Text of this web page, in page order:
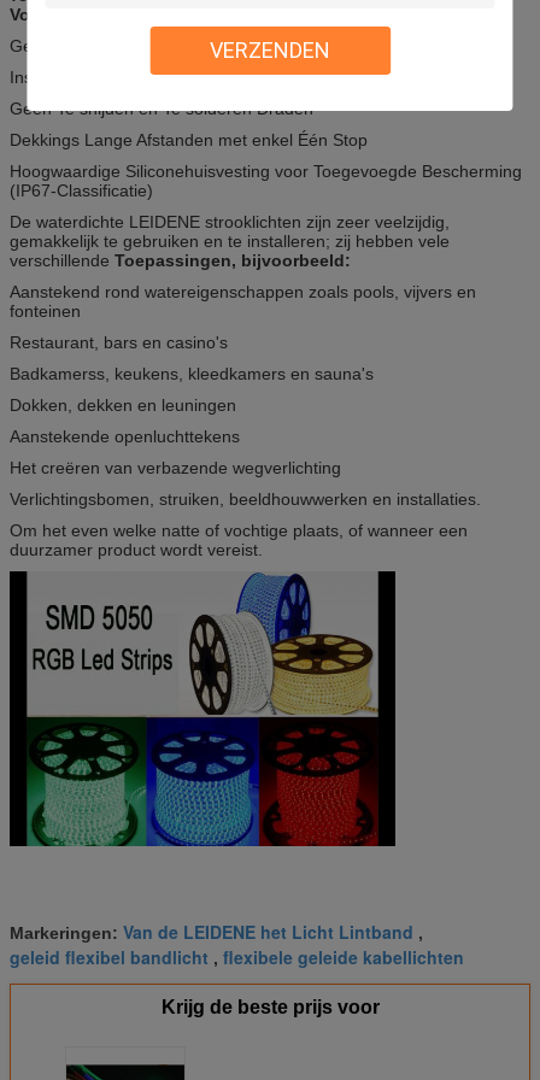
VERZENDEN
Voordelen:
Geen Nodig Bestuurders of Transformatoren
Installeert in Seconden
Geen Te snijden en Te solderen Draden
Dekkings Lange Afstanden met enkel Één Stop
Hoogwaardige Siliconehuisvesting voor Toegevoegde Bescherming
(IP67-Classificatie)
De waterdichte LEIDENE strooklichten zijn zeer veelzijdig,
gemakkelijk te gebruiken en te installeren; zij hebben vele
verschillende Toepassingen, bijvoorbeeld:
Aanstekend rond watereigenschappen zoals pools, vijvers en
fonteinen
Restaurant, bars en casino's
Badkamerss, keukens, kleedkamers en sauna's
Dokken, dekken en leuningen
Aanstekende openluchttekens
Het creëren van verbazende wegverlichting
Verlichtingsbomen, struiken, beeldhouwwerken en installaties.
Om het even welke natte of vochtige plaats, of wanneer een
duurzamer product wordt vereist.
Markeringen: Van de LEIDENE het Licht Lintband ,
geleid flexibel bandlicht , flexibele geleide kabellichten
Krijg de beste prijs voor